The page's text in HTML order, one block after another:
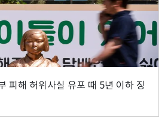
피해 허위사실 유포 때 5년 이하 징